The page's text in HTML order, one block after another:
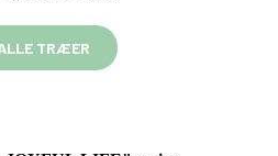
TRÆER